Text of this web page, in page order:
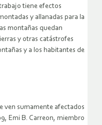
tiene efectos
y allanadas para la
montañas quedan
y otras catástrofes
y a los habitantes de
ven sumamente afectados
Emi B. Carreon, miembro